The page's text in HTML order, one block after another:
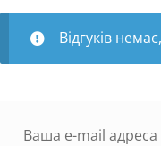
Відгуків
Ваша e-mail